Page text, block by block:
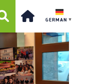
GERMAN ▼